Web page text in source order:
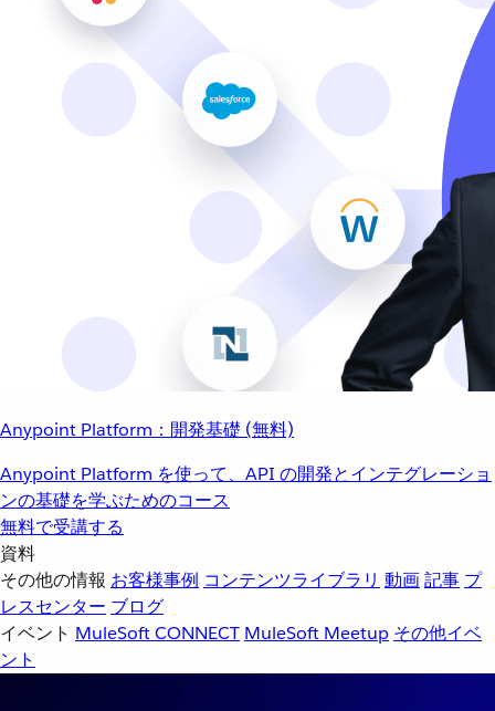
Anypoint Platform：開発基礎 (無料)
Anypoint Platform を使って、API の開発とインテグレーショ
ンの基礎を学ぶためのコース
無料で受講する
資料
その他の情報 お客様事例 コンテンツライブラリ 動画記事 プ
レスセンター ブログ
イベント MuleSoft CONNECT MuleSoft Meetup その他イベ
ント